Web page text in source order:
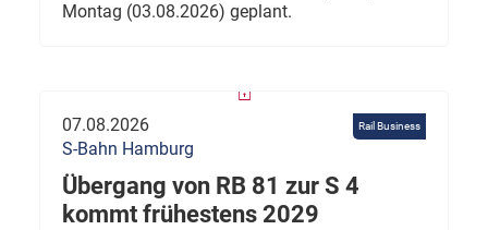
Montag (03.08.2026) geplant.
Rail Business
07.08.2026
S-Bahn Hamburg
Übergang von RB 81 zur S 4
kommt frühestens 2029